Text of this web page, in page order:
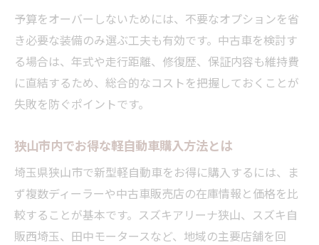
予算をオーバーしないためには、不要なオプションを省
き必要な装備のみ選ぶ工夫も有効です。中古車を検討す
る場合は、年式や走行距離、修復歴、保証内容も維持費
に直結するため、総合的なコストを把握しておくことが
失敗を防ぐポイントです。
狭山市内でお得な軽自動車購入方法とは
埼玉県狭山市で新型軽自動車をお得に購入するには、ま
ず複数ディーラーや中古車販売店の在庫情報と価格を比
較することが基本です。スズキアリーナ狭山、スズキ自
販西埼玉、田中モータースなど、地域の主要店舗を回